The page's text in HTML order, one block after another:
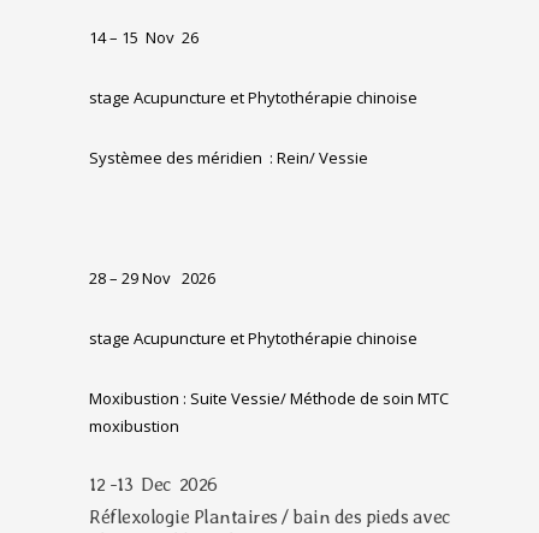
14 – 15 Nov 26
stage Acupuncture et Phytothérapie chinoise
Systèmee des méridien : Rein/ Vessie
28 – 29 Nov 2026
stage Acupuncture et Phytothérapie chinoise
Moxibustion : Suite Vessie/ Méthode de soin MTC
moxibustion
12 -13 Dec 2026
Réflexologie Plantaires / bain des pieds avec